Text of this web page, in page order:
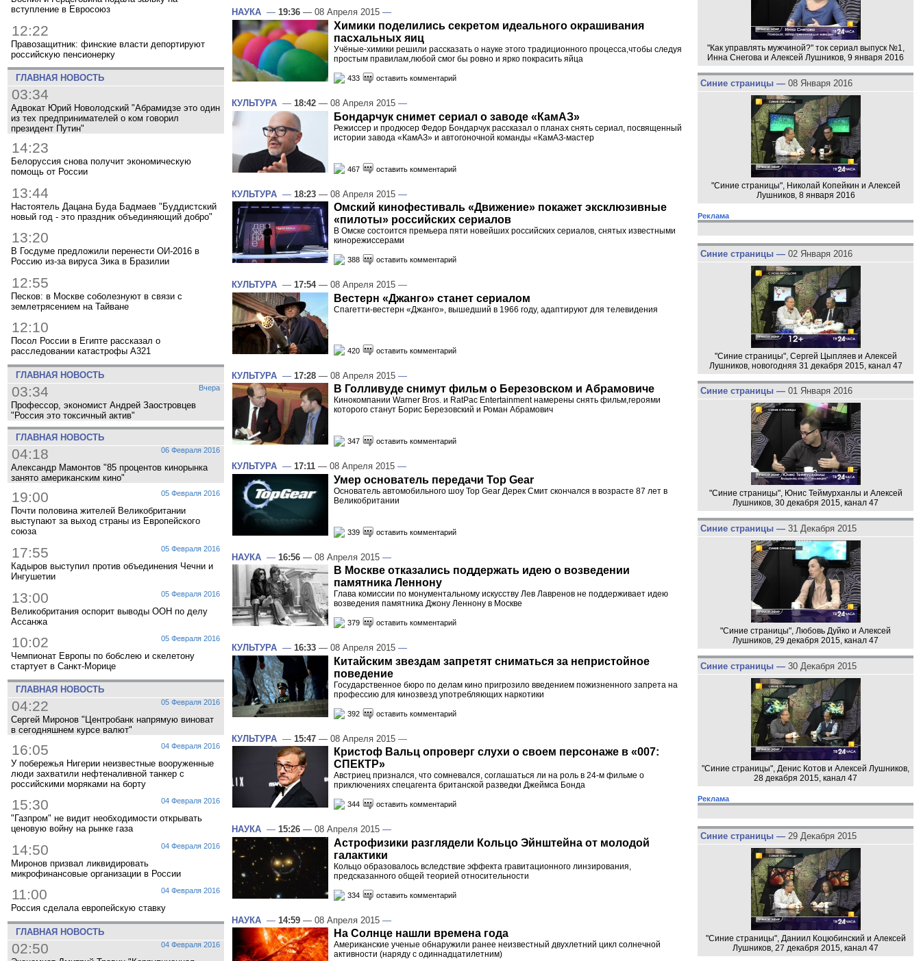
вступление в Евросоюз
12:22
Правозащитник: финские власти депортируют
российскую пенсионерку
ГЛАВНАЯ НОВОСТЬ
03:34
Адвокат Юрий Новолодский "Абрамидзе это один
из тех предпринимателей о ком говорил
президент Путин"
14:23
Белоруссия снова получит экономическую
помощь от России
13:44
Настоятель Дацана Буда Бадмаев "Буддистский
новый год - это праздник объединяющий добро"
13:20
В Госдуме предложили перенести ОИ-2016 в
Россию из-за вируса Зика в Бразилии
12:55
Песков: в Москве соболезнуют в связи с
землетрясением на Тайване
12:10
Посол России в Египте рассказал о
расследовании катастрофы A321
ГЛАВНАЯ НОВОСТЬ
Вчера
03:34
Профессор, экономист Андрей Заостровцев
"Россия это токсичный актив"
ГЛАВНАЯ НОВОСТЬ
06 Февраля 2016
04:18
Александр Мамонтов "85 процентов кинорынка
занято американским кино"
05 Февраля 2016
19:00
Почти половина жителей Великобритании
выступают за выход страны из Европейского
союза
05 Февраля 2016
17:55
Кадыров выступил против объединения Чечни и
Ингушетии
05 Февраля 2016
13:00
Великобритания оспорит выводы ООН по делу
Ассанжа
05 Февраля 2016
10:02
Чемпионат Европы по бобслею и скелетону
стартует в Санкт-Морице
ГЛАВНАЯ НОВОСТЬ
05 Февраля 2016
04:22
Сергей Миронов "Центробанк напрямую виноват
в сегодняшнем курсе валют"
04 Февраля 2016
16:05
У побережья Нигерии неизвестные вооруженные
люди захватили нефтеналивной танкер с
российскими моряками на борту
04 Февраля 2016
15:30
"Газпром" не видит необходимости открывать
ценовую войну на рынке газа
04 Февраля 2016
14:50
Миронов призвал ликвидировать
микрофинансовые организации в России
04 Февраля 2016
11:00
Россия сделала европейскую ставку
ГЛАВНАЯ НОВОСТЬ
04 Февраля 2016
02:50
НАУКА — 19:36 — 08 Апреля 2015 —
Химики поделились секретом идеального окрашивания
пасхальных яиц
Учёные-химики решили рассказать о науке этого традиционного процесса,чтобы следуя
простым правилам,любой смог бы ровно и ярко покрасить яйца
433 оставить комментарий
КУЛЬТУРА — 18:42 — 08 Апреля 2015 —
Бондарчук снимет сериал о заводе «КамАЗ»
Режиссер и продюсер Федор Бондарчук рассказал о планах снять сериал, посвященный
истории завода «КамАЗ» и автогоночной команды «КамАЗ-мастер
467 оставить комментарий
КУЛЬТУРА — 18:23 — 08 Апреля 2015 —
Омский кинофестиваль «Движение» покажет эксклюзивные
«пилоты» российских сериалов
В Омске состоится премьера пяти новейших российских сериалов, снятых известными
кинорежиссерами
388 оставить комментарий
КУЛЬТУРА — 17:54— 08 Апреля 2015 —
Вестерн «Джанго» станет сериалом
Спагетти-вестерн «Джанго», вышедший в 1966 году, адаптируют для телевидения
420 оставить комментарий
КУЛЬТУРА — 17:28 — 08 Апреля 2015 —
В Голливуде снимут фильм о Березовском и Абрамовиче
Кинокомпании Warner Bros. и RatPac Entertainment намерены снять фильм,героями
которого станут Борис Березовский и Роман Абрамович
347 оставить комментарий
КУЛЬТУРА — 17:11 — 08 Апреля 2015 —
Умер основатель передачи Top Gear
Основатель автомобильного шоу Top Gear Дерек Смит скончался в возрасте 87 лет в
Великобритании
339 оставить комментарий
НАУКА — 16:56 — 08 Апреля 2015 —
В Москве отказались поддержать идею о возведении
памятника Леннону
Глава комиссии по монументальному искусству Лев Лавренов не поддерживает идею
возведения памятника Джону Леннону в Москве
379 оставить комментарий
КУЛЬТУРА — 16:33 — 08 Апреля 2015 —
Китайским звездам запретят сниматься за непристойное
поведение
Государственное бюро по делам кино пригрозило введением пожизненного запрета на
профессию для кинозвезд употребляющих наркотики
392 оставить комментарий
КУЛЬТУРА — 15:47 — 08 Апреля 2015 —
Кристоф Вальц опроверг слухи о своем персонаже в «007:
СПЕКТР»
Австриец признался, что сомневался, соглашаться ли на роль в 24-м фильме о
приключениях спецагента британской разведки Джеймса Бонда
344 оставить комментарий
НАУКА — 15:26 — 08 Апреля 2015 —
Астрофизики разглядели Кольцо Эйнштейна от молодой
галактики
Кольцо образовалось вследствие эффекта гравитационного линзирования,
предсказанного общей теорией относительности
334 оставить комментарий
НАУКА — 14:59 — 08 Апреля 2015 —
На Солнце нашли времена года
Американские ученые обнаружили ранее неизвестный двухлетний цикл солнечной
активности (наряду с одиннадцатилетним)
"Как управлять мужчиной?" ток сериал выпуск №1,
Инна Снегова и Алексей Лушников, 9 января 2016
Синие страницы — 08 Января 2016
"Синие страницы", Николай Копейкин и Алексей
Лушников, 8 января 2016
Реклама
Синие страницы — 02 Января 2016
"Синие страницы", Сергей Цыпляев и Алексей
Лушников, новогодняя 31 декабря 2015, канал 47
Синие страницы — 01 Января 2016
"Синие страницы", Юнис Теймурханлы и Алексей
Лушников, 30 декабря 2015, канал 47
Синие страницы — 31 Декабря 2015
"Синие страницы", Любовь Дуйко и Алексей
Лушников, 29 декабря 2015, канал 47
Синие страницы — 30 Декабря 2015
"Синие страницы", Денис Котов и Алексей Лушников,
28 декабря 2015, канал 47
Реклама
Синие страницы — 29 Декабря 2015
"Синие страницы", Даниил Коцюбинский и Алексей
Лушников, 27 декабря 2015, канал 47